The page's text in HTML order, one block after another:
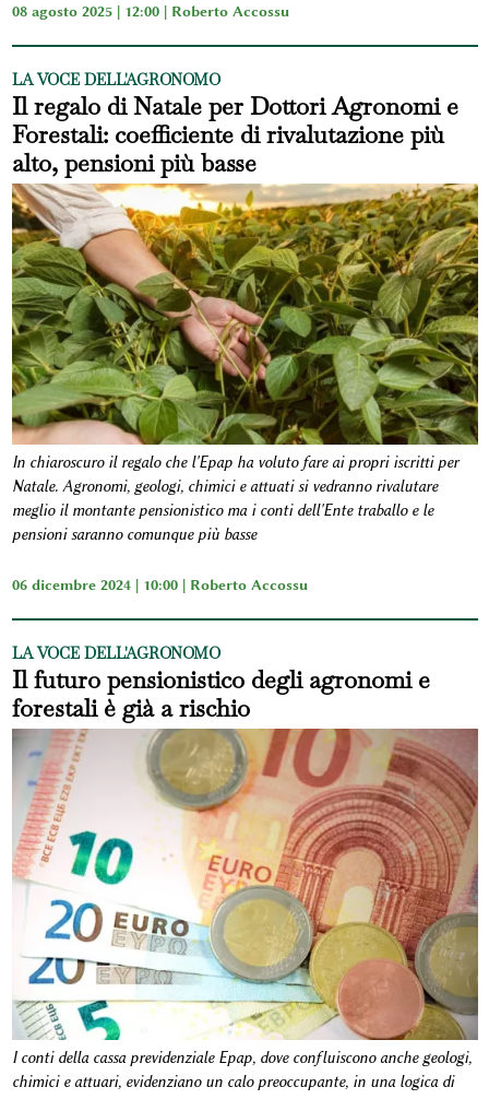
08 agosto 2025 | 12:00 | Roberto Accossu
LA VOCE DELL'AGRONOMO
Il regalo di Natale per Dottori Agronomi e
Forestali: coefficiente di rivalutazione più
alto, pensioni più basse
In chiaroscuro il regalo che l'Epap ha voluto fare ai propri iscritti per
Natale. Agronomi, geologi, chimici e attuati si vedranno rivalutare
meglio il montante pensionistico ma i conti dell'Ente traballo e le
pensioni saranno comunque più basse
06 dicembre 2024 | 10:00 | Roberto Accossu
LA VOCE DELL'AGRONOMO
Il futuro pensionistico degli agronomi e
forestali è già a rischio
I conti della cassa previdenziale Epap, dove confluiscono anche geologi,
chimici e attuari, evidenziano un calo preoccupante, in una logica di